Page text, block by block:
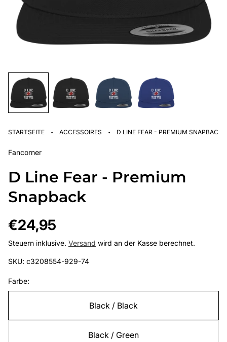
STARTSEITE · ACCESSOIRES · D LINE FEAR - PREMIUM SNAPBACK
Fancorner
D Line Fear - Premium
Snapback
Regulärer
Preis
€24,95
Steuern inklusive. Versand wird an der Kasse berechnet.
SKU: c3208554-929-74
Farbe:
Black / Black
Black / Green